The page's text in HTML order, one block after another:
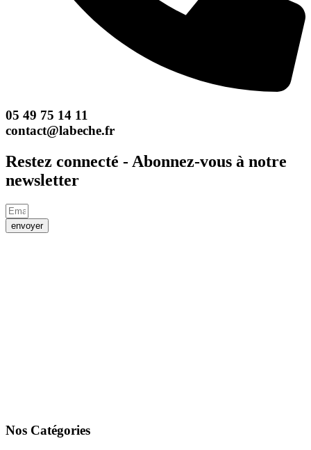
05 49 75 14 11
contact@labeche.fr
Restez connecté - Abonnez-vous à notre
newsletter
envoyer
Nos Catégories